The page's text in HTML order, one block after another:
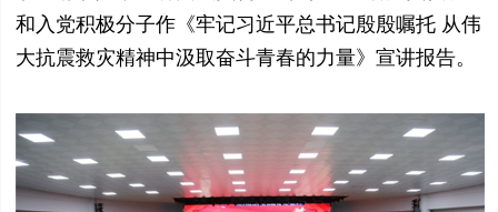
和入党积极分子作《牢记习近平总书记殷殷嘱托 从伟
大抗震救灾精神中汲取奋斗青春的力量》宣讲报告。